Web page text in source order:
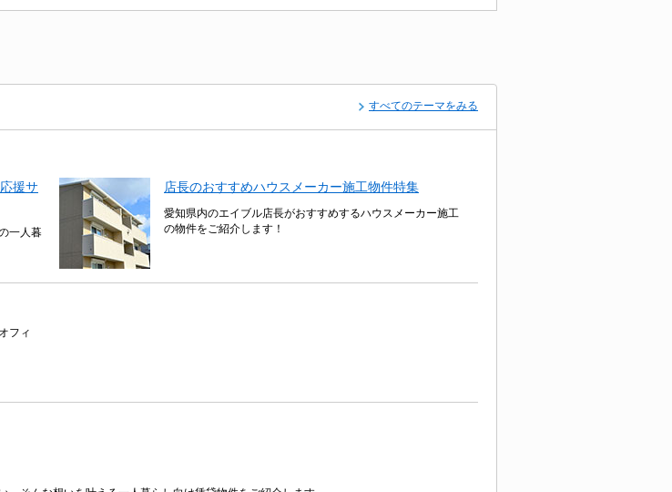
すべてのテーマをみる
援サ
一人暮
店長のおすすめハウスメーカー施工物件特集
愛知県内のエイブル店長がおすすめするハウスメーカー施工
の物件をご紹介します！
フィ